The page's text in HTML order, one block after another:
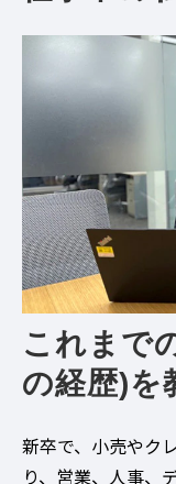
これまで
の経歴)を
新卒で、小売やク
り、営業、人事、